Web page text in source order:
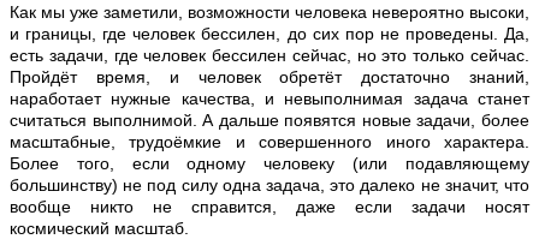
Как мы уже заметили, возможности человека невероятно высоки,
и границы, где человек бессилен, до сих пор не проведены. Да,
есть задачи, где человек бессилен сейчас, но это только сейчас.
Пройдёт время, и человек обретёт достаточно знаний,
наработает нужные качества, и невыполнимая задача станет
считаться выполнимой. А дальше появятся новые задачи, более
масштабные, трудоёмкие и совершенного иного характера.
Более того, если одному человеку (или подавляющему
большинству) не под силу одна задача, это далеко не значит, что
вообще никто не справится, даже если задачи носят
космический масштаб.